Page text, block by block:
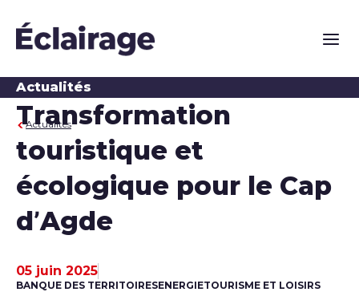
Actualités
Actualités
Transformation
touristique et
écologique pour le Cap
d’Agde
Date de publication
05 juin 2025
BANQUE DES TERRITOIRESENERGIETOURISME ET LOISIRS